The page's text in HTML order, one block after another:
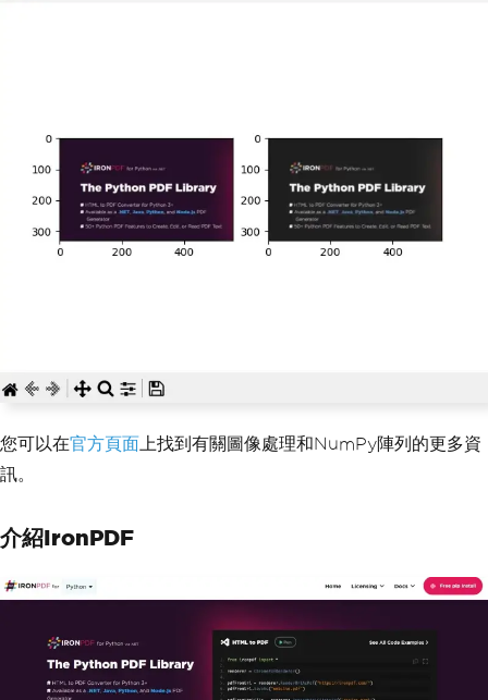
您可以在官方頁面 上找到有關圖像處理和NumPy陣列的更多資
訊。
介紹IronPDF